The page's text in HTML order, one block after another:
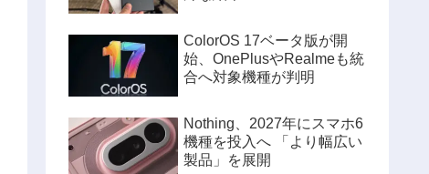
ColorOS 17ベータ版が開
始、OnePlusやRealmeも統
合へ対象機種が判明
Nothing、2027年にスマホ6
機種を投入へ 「より幅広い
製品」を展開